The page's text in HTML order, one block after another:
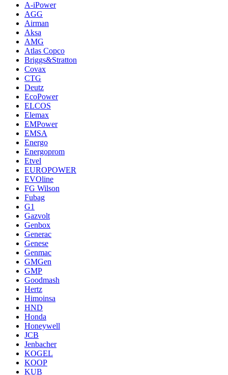
A-iPower
AGG
Airman
Aksa
AMG
Atlas Copco
Briggs&Stratton
Covax
CTG
Deutz
EcoPower
ELCOS
Elemax
EMPower
EMSA
Energo
Energoprom
Etvel
EUROPOWER
EVOline
FG Wilson
Fubag
G1
Gazvolt
Genbox
Generac
Genese
Genmac
GMGen
GMP
Goodmash
Hertz
Himoinsa
HND
Honda
Honeywell
JCB
Jenbacher
KOGEL
KOOP
KUB